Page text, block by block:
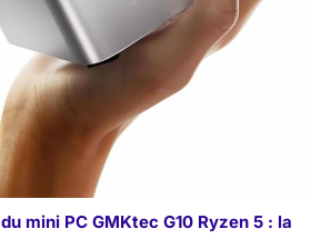
mini PC GMKtec G10 Ryzen 5 : la